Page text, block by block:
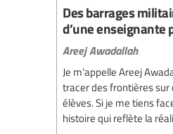
Des barrages
d’une enseignante
Areej Awadallah
Je m’appelle Areej
tracer des frontières sur
élèves. Si je me tiens
histoire qui reflète la